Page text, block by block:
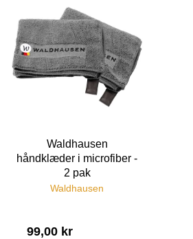
Waldhausen
håndklæder i microfiber -
2 pak
Waldhausen
99,00 kr